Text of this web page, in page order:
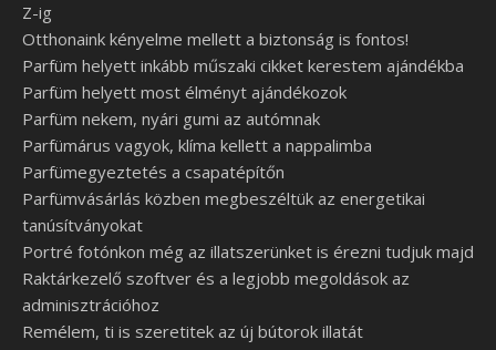
Z-ig
Otthonaink kényelme mellett a biztonság is fontos!
Parfüm helyett inkább műszaki cikket kerestem ajándékba
Parfüm helyett most élményt ajándékozok
Parfüm nekem, nyári gumi az autómnak
Parfümárus vagyok, klíma kellett a nappalimba
Parfümegyeztetés a csapatépítőn
Parfümvásárlás közben megbeszéltük az energetikai
tanúsítványokat
Portré fotónkon még az illatszerünket is érezni tudjuk majd
Raktárkezelő szoftver és a legjobb megoldások az
adminisztrációhoz
Remélem, ti is szeretitek az új bútorok illatát